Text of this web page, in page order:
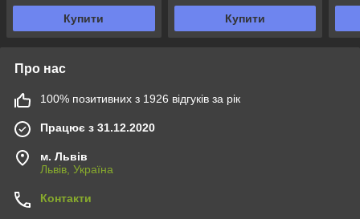
Купити Купити
Про нас
100% позитивних з 1926 відгуків за рік
Працює з 31.12.2020
м. Львів
Львів, Україна
Контакти